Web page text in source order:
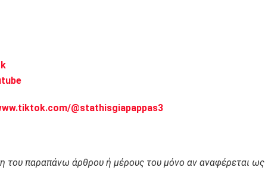
@stathisgiapappas3
του παραπάνω άρθρου ή μέρους του μόνο αν αναφέρεται ως